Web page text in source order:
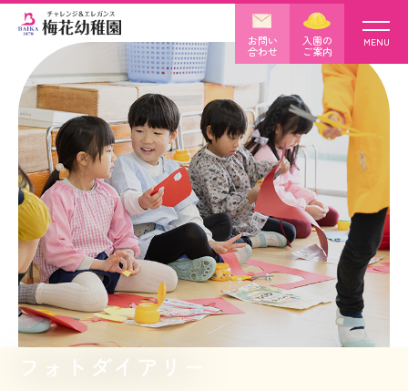
入園の
ご案内
お問い
合わせ
MENU
梅花幼稚園について
保育内容
子育て支援
入園のご案内
園の見学について
フォトダイアリー
フォトダイアリー